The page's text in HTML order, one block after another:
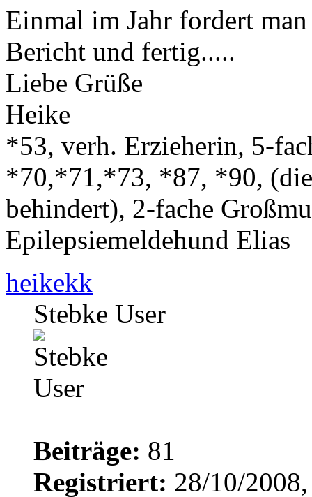
Einmal im Jahr fordert
Bericht und fertig.....
Liebe Grüße
Heike
*53, verh. Erzieherin, 5-
*70,*71,*73, *87, *90,
behindert), 2-fache
Epilepsiemeldehund Elias
heikekk
Stebke User
Beiträge: 81
Registriert: 28/10/